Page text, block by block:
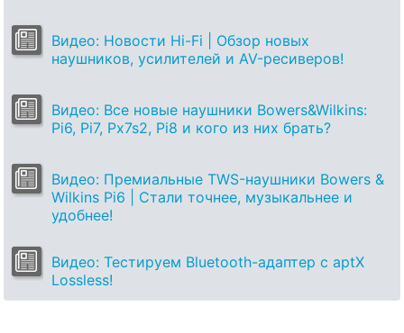
Видео: Новости Hi-Fi | Обзор новых
наушников, усилителей и AV-ресиверов!
Видео: Все новые наушники Bowers&Wilkins:
Pi6, Pi7, Px7s2, Pi8 и кого из них брать?
Видео: Премиальные TWS-наушники Bowers &
Wilkins Pi6 | Стали точнее, музыкальнее и
удобнее!
Видео: Тестируем Bluetooth-адаптер с aptX
Lossless!